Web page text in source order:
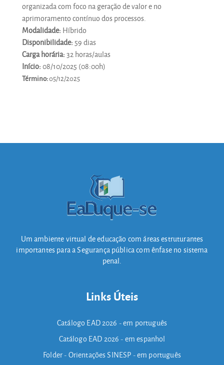
organizada com foco na geração de valor e no
aprimoramento contínuo dos processos.
Modalidade: Híbrido
Disponibilidade: 59 dias
Carga horária:32 horas/aulas
Início:08/10/2025 (08:00h)
Término:05/12/2025
Um ambiente virtual de educação com áreas estruturantes
importantes para a Segurança pública com ênfase no sistema
penal.
Links Úteis
Catálogo EAD 2026 - em português
Catálogo EAD 2026 - em espanhol
Folder - Orientações SINESP - em português